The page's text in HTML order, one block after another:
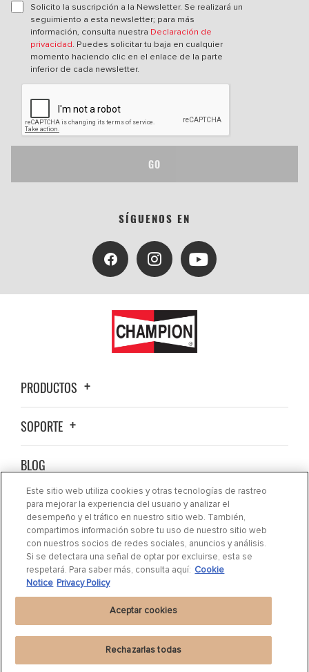
Solicito la suscripción a la Newsletter. Se realizará un
seguimiento a esta newsletter; para más
información, consulta nuestra Declaración de
privacidad. Puedes solicitar tu baja en cualquier
momento haciendo clic en el enlace de la parte
inferior de cada newsletter.
GO
SÍGUENOS EN
PRODUCTOS
SOPORTE
BLOG
ACERCA DE NOSOTROS
CONTACTO
DÓNDE COMPRAR
Este sitio web utiliza cookies y otras tecnologías de rastreo
para mejorar la experiencia del usuario y analizar el
desempeño y el tráfico en nuestro sitio web. También,
compartimos información sobre tu uso de nuestro sitio web
con nuestros socios de redes sociales, anuncios y análisis.
Si se detectara una señal de optar por excluirse, esta se
respetará. Para saber más, consulta aquí: Cookie
Notice Privacy Policy
Rechazarlas todas
Aceptar cookies